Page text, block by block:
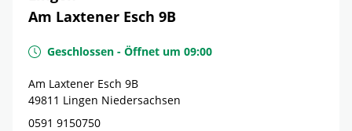
Am Laxtener Esch 9B
Geschlossen - Öffnet um 09:00
Am Laxtener Esch 9B
49811 Lingen Niedersachsen
0591 9150750